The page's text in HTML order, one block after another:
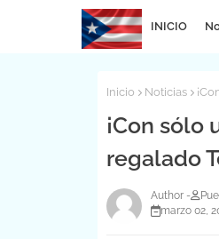
INICIO
Inicio Noticias
¡Con sólo
regalado
marzo 02,